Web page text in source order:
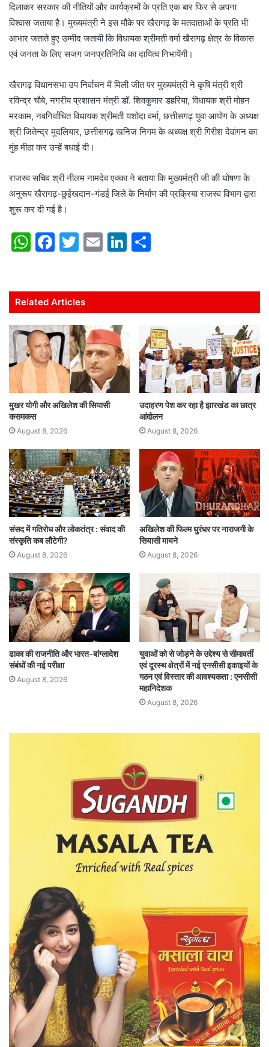
दिलाकर सरकार की नीतियों और कार्यक्रमों के प्रति एक बार फिर से अपना
विश्वास जताया है। मुख्यमंत्री ने इस मौके पर खैरागढ़ के मतदाताओं के प्रति भी
आभार जताते हुए उम्मीद जतायी कि विधायक श्रीमती वर्मा खैरागढ़ क्षेत्र के विकास
एवं जनता के लिए सजग जनप्रतिनिधि का दायित्व निभायेंगी।
खैरागढ़ विधानसभा उप निर्वाचन में मिली जीत पर मुख्यमंत्री ने कृषि मंत्री श्री
रविन्द्र चौबे, नगरीय प्रशासन मंत्री डॉ. शिवकुमार डहरिया, विधायक श्री मोहन
मरकाम, नवनिर्वाचित विधायक श्रीमती यशोदा वर्मा, छत्तीसगढ़ युवा आयोग के अध्यक्ष
श्री जितेन्द्र मुदलियार, छत्तीसगढ़ खनिज निगम के अध्यक्ष श्री गिरीश देवांगन का
मुंह मीठा कर उन्हें बधाई दी।
राजस्व सचिव श्री नीलम नामदेव एक्का ने बताया कि मुख्यमंत्री जी की घोषणा के
अनुरूप खैरागढ़-छुईखदान-गंडई जिले के निर्माण की प्रक्रिया राजस्व विभाग द्वारा
शुरू कर दी गई है।
W
s
A
p
p
F
e
b
o
o
k
T
er
E
l
Li
e
dI
n
e
Related Articles
मुखर योगी और अखिलेश की सियासी
कसमकस
August 8, 2026
उदाहरण पेश कर रहा है झारखंड का छात्र
आंदोलन
August 8, 2026
संसद में गतिरोध और लोकतंत्र : संवाद की
संस्कृति कब लौटेगी?
August 8, 2026
अखिलेश की फिल्म धुरंधर पर नाराजगी के
सियासी मायने
August 8, 2026
ढाका की राजनीति और भारत-बांग्लादेश
संबंधों की नई परीक्षा
August 8, 2026
युवाओं को से जोड़ने के उद्देश्य से सीमावर्ती
एवं दूरस्थ क्षेत्रों में नई एनसीसी इकाइयों के
गठन एवं विस्तार की आवश्यकता : एनसीसी
महानिदेशक
August 8, 2026